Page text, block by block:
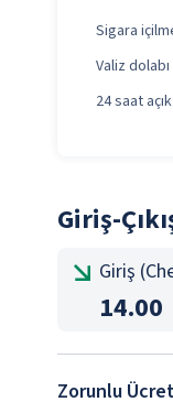
Sigara
Valiz dolabı
24 saat
Giriş-
Giriş
14.00
Zorunlu